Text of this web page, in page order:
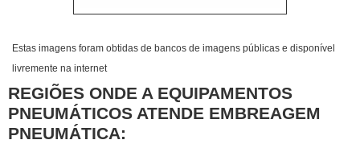
Estas imagens foram obtidas de bancos de imagens públicas e disponível
livremente na internet
REGIÕES ONDE A EQUIPAMENTOS
PNEUMÁTICOS ATENDE EMBREAGEM
PNEUMÁTICA: